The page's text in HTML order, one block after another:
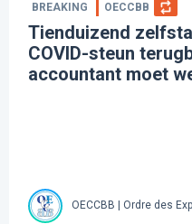
BREAKING OECCBB
Tienduizend
COVID-steun
accountant moet
OECCBB | Ordre des